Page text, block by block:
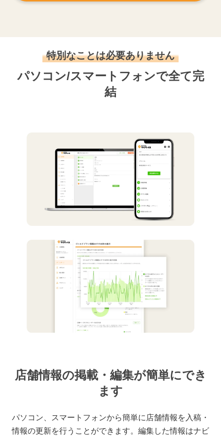
特別なことは必要ありません
パソコン/スマートフォンで全て完
結
店舗情報の掲載・編集が簡単にでき
ます
パソコン、スマートフォンから簡単に店舗情報を入稿・
情報の更新を行うことができます。編集した情報はナビ